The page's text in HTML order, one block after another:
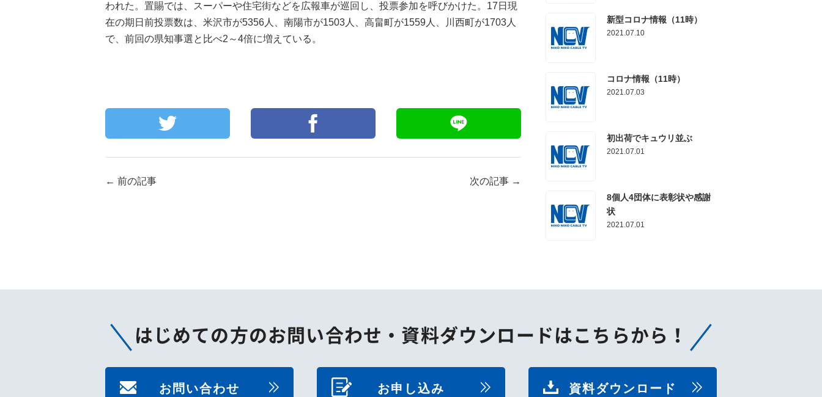
0138-34-2525
営業時間 9:00～18:00
025-210-1200
営業時間 9:00～18:00
われた。置賜では、スーパーや住宅街などを広報車が巡回し、投票参加を呼びかけた。17日現
在の期日前投票数は、米沢市が5356人、南陽市が1503人、高畠町が1559人、川西町が1703人
で、前回の県知事選と比べ2～4倍に増えている。
← 前の記事 次の記事 →
新型コロナ情報（11時）
2021.07.10
コロナ情報（11時）
2021.07.03
初出荷でキュウリ並ぶ
2021.07.01
8個人4団体に表彰状や感謝
状
2021.07.01
はじめての方のお問い合わせ・ 資料ダウンロードはこちらから！
お問い合わせ お申し込み 資料ダウンロード